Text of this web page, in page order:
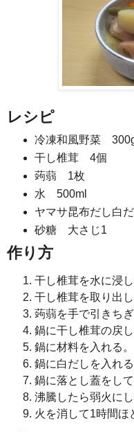
レシピ
冷凍和風野菜
干し椎茸 4個
蒟蒻 1枚
水 500ml
ヤマサ昆布だし白
砂糖 大さじ1
作り方
干し椎茸を水に浸
干し椎茸を取り出
蒟蒻を手で引きち
鍋に干し椎茸の戻し
鍋に材料を入れる。
鍋に白だしを入れ
鍋に落とし蓋をし
沸騰したら弱火に
火を消して1時間ほ